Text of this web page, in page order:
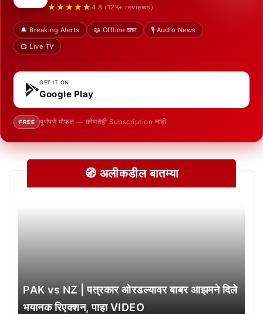
★★★★★ 4.8 (12K+ reviews)
🔔 Breaking Alerts 📖 Offline वाचा
🎙️ Audio News
📺 Live TV
GET IT ON
Google Play
FREE पूर्णपणे मोफत — कोणतेही Subscription नाही
🧭 अलीकडील बातम्या
PAK vs NZ | पत्रकार ओरडल्यावर बाबर आझमने दिले
भयानक रिएक्शन, पाहा VIDEO